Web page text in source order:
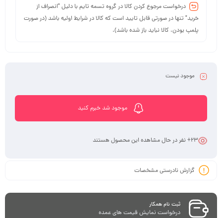
درخواست مرجوع کردن کالا در گروه تسمه تایم با دلیل "انصراف از
خرید" تنها در صورتی قابل تایید است که کالا در شرایط اولیه باشد (در صورت
پلمپ بودن، کالا نباید باز شده باشد).
موجود نیست
موجود شد خبرم کنید
23+ نفر در حال مشاهده این محصول هستند
گزارش نادرستی مشخصات
ثبت نام همکار
درخواست نمایش قیمت های عمده